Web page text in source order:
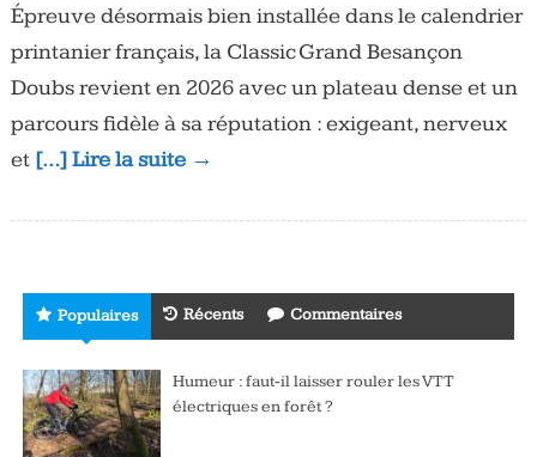
Épreuve désormais bien installée dans le calendrier
printanier français, la Classic Grand Besançon
Doubs revient en 2026 avec un plateau dense et un
parcours fidèle à sa réputation : exigeant, nerveux
et […] Lire la suite →
Populaires Récents Commentaires
Humeur : faut-il laisser rouler les VTT
électriques en forêt ?